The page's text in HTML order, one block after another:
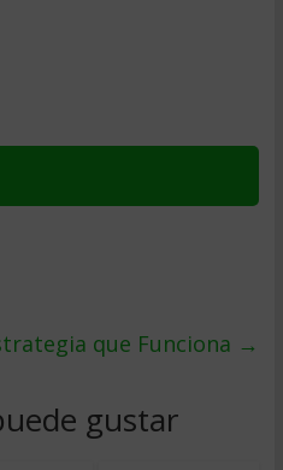
que Funciona →
gustar